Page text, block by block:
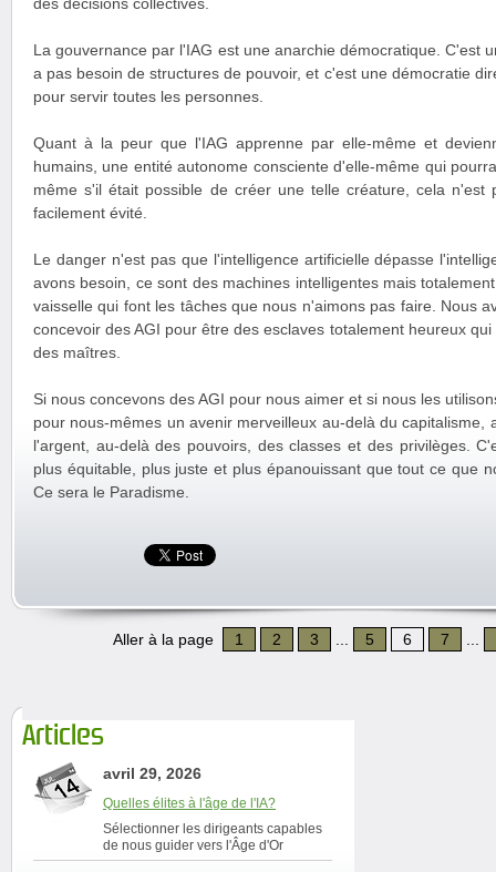
La gouvernance par l'IAG est une anarchie démocratique. C'est
a pas besoin de structures de pouvoir, et c'est une démocratie
pour servir toutes les personnes.
Quant à la peur que l'IAG apprenne par elle-même et
humains, une entité autonome consciente d'elle-même qui
même s'il était possible de créer une telle créature, cela n'est
facilement évité.
Le danger n'est pas que l'intelligence artificielle dépasse
avons besoin, ce sont des machines intelligentes mais
vaisselle qui font les tâches que nous n'aimons pas faire. Nous
concevoir des AGI pour être des esclaves totalement heureux
des maîtres.
Si nous concevons des AGI pour nous aimer et si nous les
pour nous-mêmes un avenir merveilleux au-delà du capitalisme,
l'argent, au-delà des pouvoirs, des classes et des privilèges.
plus équitable, plus juste et plus épanouissant que tout ce que
Ce sera le Paradisme.
Aller à la page 1 2 3 5 6 7
Articles
avril 29, 2026
Quelles élites à l'âge de l'IA?
Sélectionner les dirigeants capables
de nous guider vers l'Âge d'Or